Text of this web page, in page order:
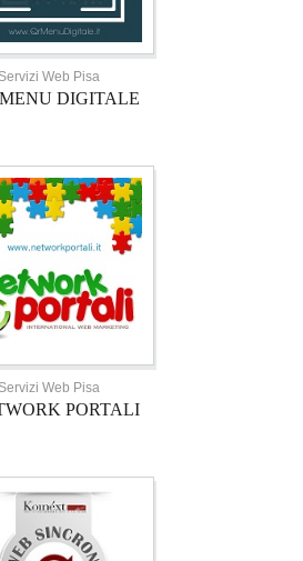
Servizi Web Pisa
DIGITALE
Servizi Web Pisa
PORTALI